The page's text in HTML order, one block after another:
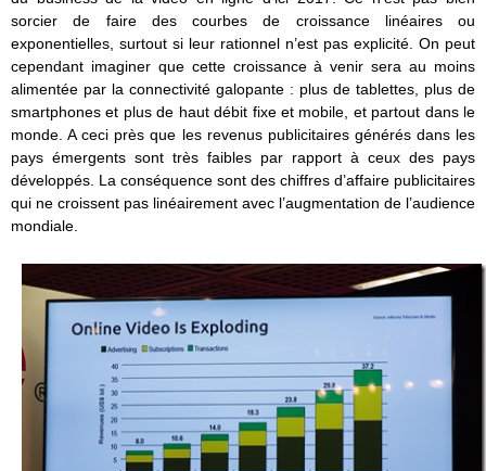
sorcier de faire des courbes de croissance linéaires ou
exponentielles, surtout si leur rationnel n’est pas explicité. On peut
cependant imaginer que cette croissance à venir sera au moins
alimentée par la connectivité galopante : plus de tablettes, plus de
smartphones et plus de haut débit fixe et mobile, et partout dans le
monde. A ceci près que les revenus publicitaires générés dans les
pays émergents sont très faibles par rapport à ceux des pays
développés. La conséquence sont des chiffres d’affaire publicitaires
qui ne croissent pas linéairement avec l’augmentation de l’audience
mondiale.